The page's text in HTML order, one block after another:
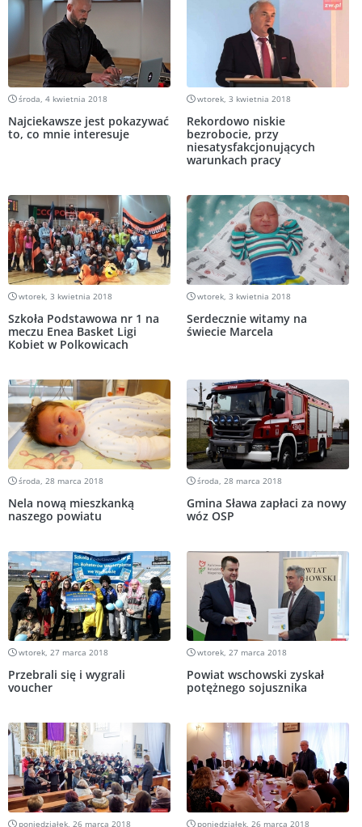
środa, 4 kwietnia 2018
Najciekawsze jest pokazywać
to, co mnie interesuje
wtorek, 3 kwietnia 2018
Rekordowo niskie
bezrobocie, przy
niesatysfakcjonujących
warunkach pracy
wtorek, 3 kwietnia 2018
Szkoła Podstawowa nr 1 na
meczu Enea Basket Ligi
Kobiet w Polkowicach
wtorek, 3 kwietnia 2018
Serdecznie witamy na
świecie Marcela
środa, 28 marca 2018
Nela nową mieszkanką
naszego powiatu
środa, 28 marca 2018
Gmina Sława zapłaci za nowy
wóz OSP
wtorek, 27 marca 2018
Przebrali się i wygrali
voucher
wtorek, 27 marca 2018
Powiat wschowski zyskał
potężnego sojusznika
poniedziałek, 26 marca 2018 poniedziałek, 26 marca 2018